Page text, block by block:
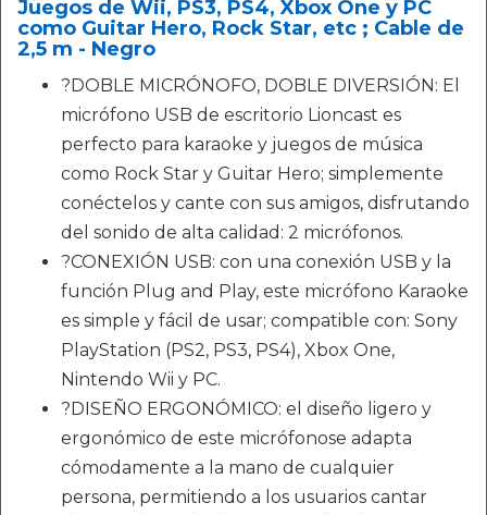
Juegos de Wii, PS3, PS4, Xbox One y PC
como Guitar Hero, Rock Star, etc ; Cable de
2,5 m - Negro
?DOBLE MICRÓNOFO, DOBLE DIVERSIÓN: El
micrófono USB de escritorio Lioncast es
perfecto para karaoke y juegos de música
como Rock Star y Guitar Hero; simplemente
conéctelos y cante con sus amigos, disfrutando
del sonido de alta calidad: 2 micrófonos.
?CONEXIÓN USB: con una conexión USB y la
función Plug and Play, este micrófono Karaoke
es simple y fácil de usar; compatible con: Sony
PlayStation (PS2, PS3, PS4), Xbox One,
Nintendo Wii y PC.
?DISEÑO ERGONÓMICO: el diseño ligero y
ergonómico de este micrófonose adapta
cómodamente a la mano de cualquier
persona, permitiendo a los usuarios cantar